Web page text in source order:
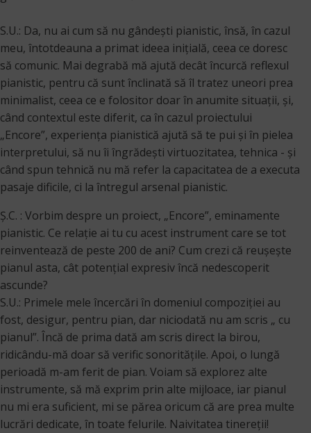
S.U.: Da, nu ai cum să nu gândești pianistic, însă, în cazul
meu, întotdeauna a primat ideea inițială, ceea ce doresc
să comunic. Mai degrabă mă ajută decât încurcă reflexul
pianistic, pentru că sunt înclinată să îl tratez uneori prea
minimalist, ceea ce e folositor doar în anumite situații, și,
când contextul este diferit, ca în cazul proiectului
„Encore”, experiența pianistică ajută să te pui și în pielea
interpretului, să nu îi îngrădești virtuozitatea, tehnica - și
când spun tehnică nu mă refer la capacitatea de a executa
pasaje dificile, ci la întregul arsenal pianistic.
Ș.C. : Vorbim despre un proiect, „Encore”, eminamente
pianistic. Ce relaţie ai tu cu acest instrument care se tot
reinventează de peste 200 de ani? Cum crezi că reuşeşte
pianul asta, cât potenţial expresiv încă nedescoperit
ascunde?
S.U.: Primele mele încercări în domeniul compoziției au
fost, desigur, pentru pian, dar niciodată nu am scris „ cu
pianul”. Încă de prima dată am scris direct la birou,
ridicându-mă doar să verific sonoritățile. Apoi, o lungă
perioadă m-am ferit de pian. Voiam să explorez alte
instrumente, să mă exprim prin alte mijloace, iar pianul
nu mi era suficient, mi se părea oricum că are prea multe
lucrări dedicate, în toate felurile. Naivitatea tinereții!